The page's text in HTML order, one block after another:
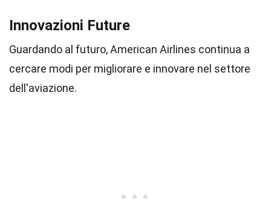
Innovazioni Future
Guardando al futuro, American Airlines continua a
cercare modi per migliorare e innovare nel settore
dell'aviazione.